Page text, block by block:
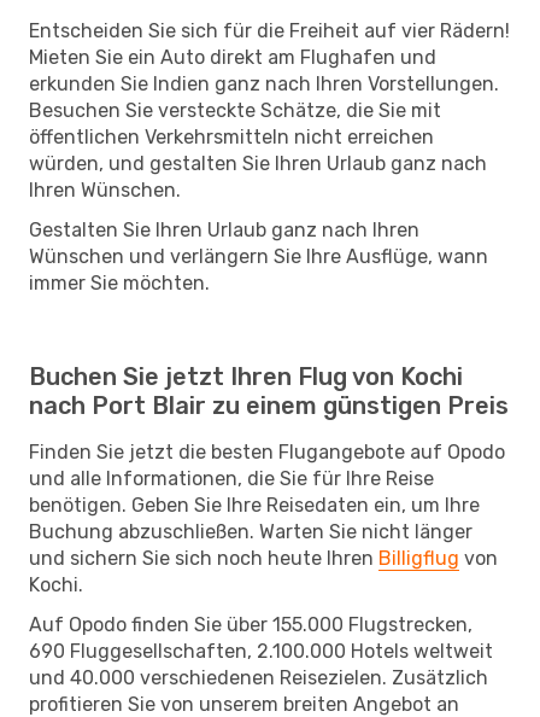
Entscheiden Sie sich für die Freiheit auf vier Rädern!
Mieten Sie ein Auto direkt am Flughafen und
erkunden Sie Indien ganz nach Ihren Vorstellungen.
Besuchen Sie versteckte Schätze, die Sie mit
öffentlichen Verkehrsmitteln nicht erreichen
würden, und gestalten Sie Ihren Urlaub ganz nach
Ihren Wünschen.
Gestalten Sie Ihren Urlaub ganz nach Ihren
Wünschen und verlängern Sie Ihre Ausflüge, wann
immer Sie möchten.
Buchen Sie jetzt Ihren Flug von Kochi
nach Port Blair zu einem günstigen Preis
Finden Sie jetzt die besten Flugangebote auf Opodo
und alle Informationen, die Sie für Ihre Reise
benötigen. Geben Sie Ihre Reisedaten ein, um Ihre
Buchung abzuschließen. Warten Sie nicht länger
und sichern Sie sich noch heute Ihren Billigflug von
Kochi.
Auf Opodo finden Sie über 155.000 Flugstrecken,
690 Fluggesellschaften, 2.100.000 Hotels weltweit
und 40.000 verschiedenen Reisezielen. Zusätzlich
profitieren Sie von unserem breiten Angebot an